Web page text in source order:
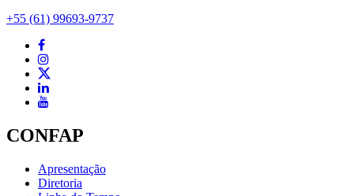
+55 (61) 99693-9737
CONFAP
Apresentação
Diretoria